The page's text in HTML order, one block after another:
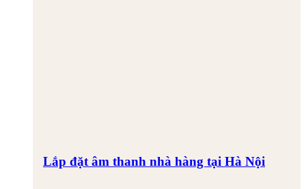
Lắp đặt âm thanh nhà hàng tại Hà Nội